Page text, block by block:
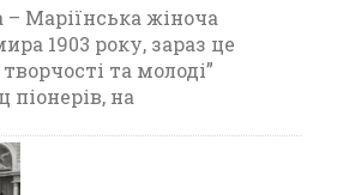
Маріїнська жіноча
1903 року, зараз це
та молоді”
піонерів, на